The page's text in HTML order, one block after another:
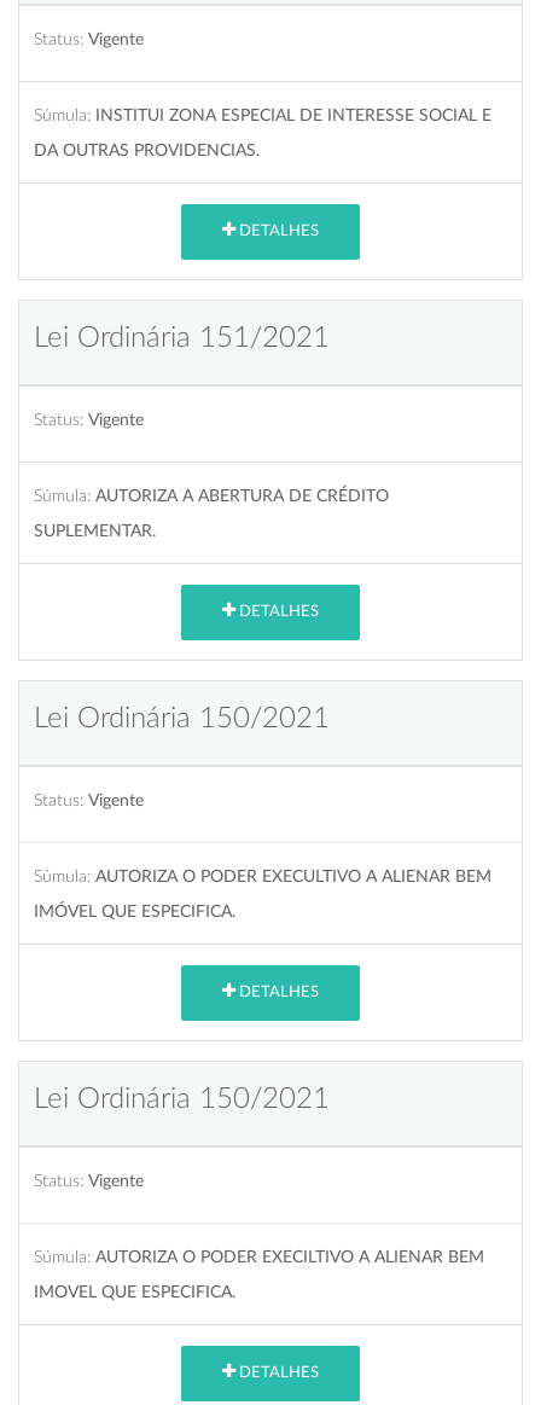
Status: Vigente
Súmula:
INSTITUI ZONA ESPECIAL DE INTERESSE SOCIAL E
DA OUTRAS PROVIDENCIAS.
DETALHES
Lei Ordinária 151/2021
Status: Vigente
Súmula: AUTORIZA A ABERTURA DE CRÉDITO
SUPLEMENTAR.
DETALHES
Lei Ordinária 150/2021
Status: Vigente
Súmula: AUTORIZA O PODER EXECULTIVO A ALIENAR BEM
IMÓVEL QUE ESPECIFICA.
DETALHES
Lei Ordinária 150/2021
Status: Vigente
Súmula: AUTORIZA O PODER EXECILTIVO A ALIENAR BEM
IMOVEL QUE ESPECIFICA.
DETALHES